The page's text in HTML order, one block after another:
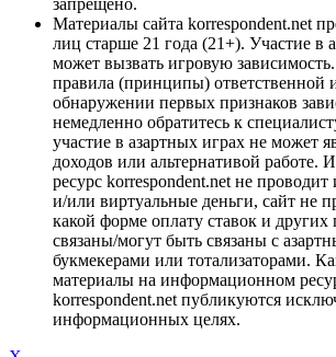
Материалы сайта korrespondent.net
лиц старше 21 года (21+). Участие в
может вызвать игровую
правила (принципы) ответственной
обнаружении первых признаков
немедленно обратитесь к
участие в азартных играх не может
доходов или альтернативой
ресурс korrespondent.net не
и/или виртуальные деньги, сайт не
какой форме оплату ставок и других
связаны/могут быть связаны с
букмекерами или тотализаторами.
материалы на информационном
korrespondent.net публикуются
информационных целях.